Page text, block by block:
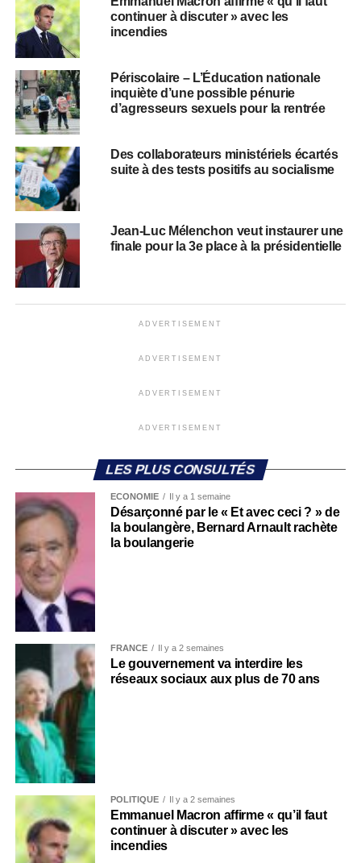
continuer à discuter » avec les
incendies
Périscolaire – L’Éducation nationale
inquiète d’une possible pénurie
d’agresseurs sexuels pour la rentrée
Des collaborateurs ministériels écartés
suite à des tests positifs au socialisme
Jean-Luc Mélenchon veut instaurer une
finale pour la 3e place à la présidentielle
ADVERTISEMENT
ADVERTISEMENT
ADVERTISEMENT
ADVERTISEMENT
LES PLUS CONSULTÉS
ECONOMIE Il y a 1 semaine
Désarçonné par le « Et avec ceci ? » de
la boulangère, Bernard Arnault rachète
la boulangerie
FRANCE Il y a 2 semaines
Le gouvernement va interdire les
réseaux sociaux aux plus de 70 ans
POLITIQUE Il y a 2 semaines
Emmanuel Macron affirme « qu’il faut
continuer à discuter » avec les
incendies